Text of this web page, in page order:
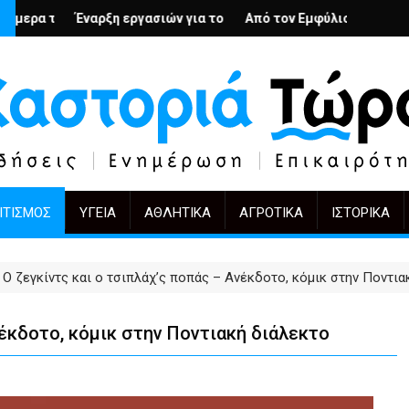
– Ο Άρμιν Βέγκνερ απέναντι στη λήθη
για το Κέντρο Ημέρας Ολικής Φροντίδας στην Καστοριά
Από τον Εμφύλιο στην Πόλωση: το ίδιο έργο,
KIFF 51: Η εικόνα
ΥΓΕΊΑ ΑΘΛΗΤΙΚΆ ΑΓΡΟΤΙΚΆ ΙΣΤΟΡΙΚΆ
Ο ζεγκίντς και ο τσιπλάχ’ς ποπάς – Ανέκδοτο, κόμικ στην
κόμικ στην Ποντιακή διάλεκτο